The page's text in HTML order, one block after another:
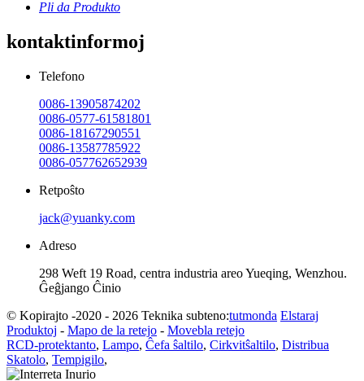
Pli da Produkto
kontaktinformoj
Telefono
0086-13905874202
0086-0577-61581801
0086-18167290551
0086-13587785922
0086-057762652939
Retpoŝto
jack@yuanky.com
Adreso
298 Weft 19 Road, centra industria areo Yueqing, Wenzhou.
Ĝeĝjango Ĉinio
© Kopirajto -2020 - 2026 Teknika subteno:tutmonda Elstaraj
Produktoj - Mapo de la retejo - Movebla retejo
RCD-protektanto, Lampo, Ĉefa ŝaltilo, Cirkvitŝaltilo, Distribua
Skatolo, Tempigilo,